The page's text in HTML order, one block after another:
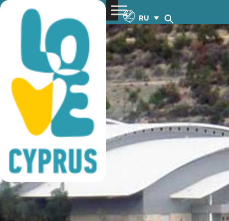
RU
baskeball training